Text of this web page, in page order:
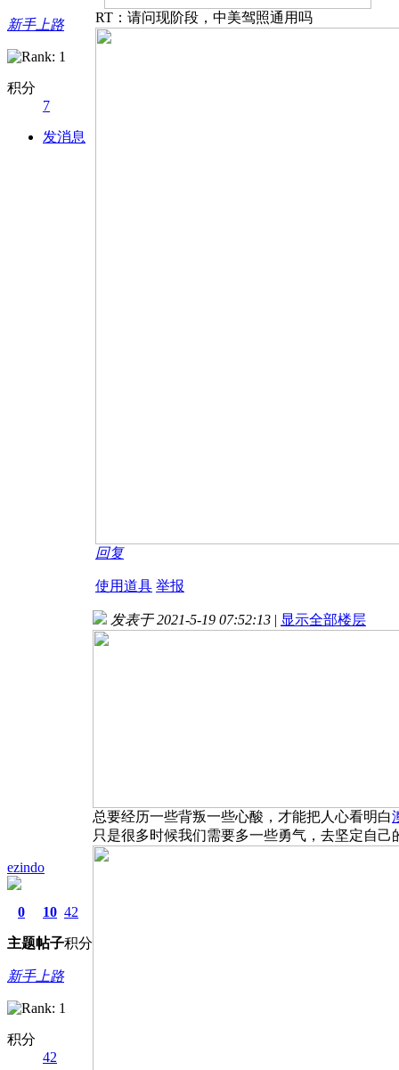
新手上路
积分
7
发消息
RT：请问现阶段，中美驾照通用吗
回复
使用道具 举报
ezindo
0
主题
10
帖子
42
积分
新手上路
积分
42
发表于 2021-5-19 07:52:13 | 显示全部楼层
总要经历一些背叛一些心酸，才能把人心看明白
只是很多时候我们需要多一些勇气，去坚定自己